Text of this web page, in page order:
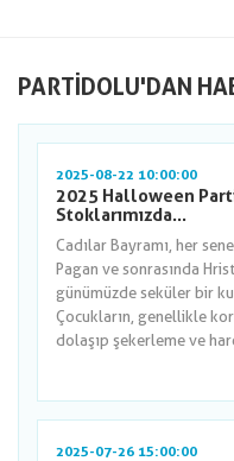
PARTIDOLU'DAN
2025-08-22 10:00:00
2025 Halloween
Stoklarımızda...
Cadılar Bayramı, her
Pagan ve sonrasında
günümüzde seküler bir
Çocukların, genellikle
dolaşıp şekerleme ve
2025-07-26 15:00:00